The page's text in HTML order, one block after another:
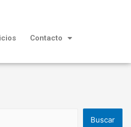
Contacto
Buscar